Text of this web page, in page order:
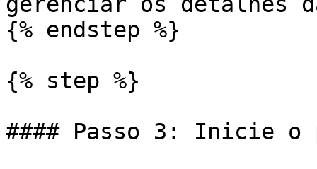
{% endstep %}
{% step %}
#### Passo 3: Inicie o